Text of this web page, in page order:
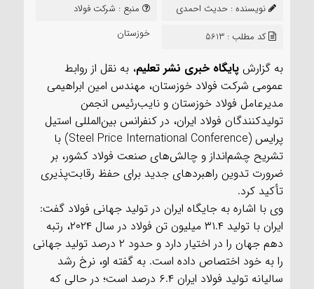
نویسنده : حدیث احمدی
سعید
منبع : شرکت فولاد
خوزستان
کد مطلب : 5613
به گزارش پایگاه خبری نشر تعلیم، به نقل از روابط
عمومی شرکت فولاد خوزستان، مهندس امین ابراهیمی
مدیرعامل فولاد خوزستان و نایب‌رئیس انجمن
تولیدکنندگان فولاد ایران، در کنفرانس بین‌المللی استیل
پرایس (Steel Price International Conference) با
تشریح چشم‌انداز و چالش‌های صنعت فولاد کشور، بر
ضرورت تدوین راهبردهای جدید برای حفظ رقابت‌پذیری
تأکید کرد.
وی با اشاره به جایگاه ایران در تولید جهانی فولاد گفت:
ایران با تولید ۳۱.۴ میلیون تن فولاد در سال ۲۰۲۴، رتبه
دهم جهان را در اختیار دارد و حدود ۲ درصد تولید جهانی
را به خود اختصاص داده است. به گفته او، نرخ رشد
سالیانه تولید فولاد ایران ۶.۴ درصد است؛ در حالی که